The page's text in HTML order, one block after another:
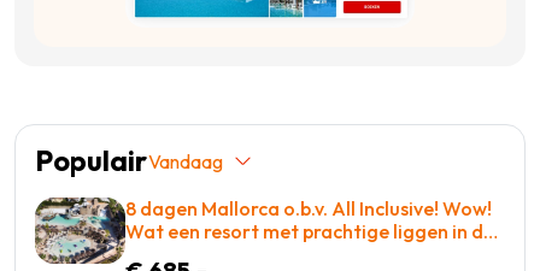
PopulairVandaag
8 dagen Mallorca o.b.v. All Inclusive! Wow!
Wat een resort met prachtige liggen in de